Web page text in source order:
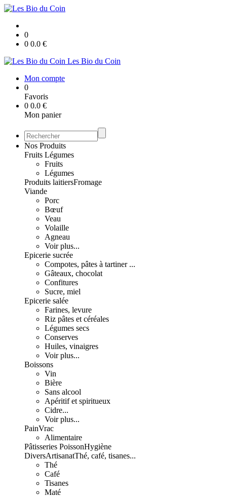
0
0 0.0 €
Les Bio du Coin
Mon compte
0
Favoris
0 0.0 €
Mon panier
Nos Produits
Fruits Légumes
Fruits
Légumes
Produits laitiersFromage
Viande
Porc
Bœuf
Veau
Volaille
Agneau
Voir plus...
Epicerie sucrée
Compotes, pâtes à tartiner ...
Gâteaux, chocolat
Confitures
Sucre, miel
Epicerie salée
Farines, levure
Riz pâtes et céréales
Légumes secs
Conserves
Huiles, vinaigres
Voir plus...
Boissons
Vin
Bière
Sans alcool
Apéritif et spiritueux
Cidre...
Voir plus...
PainVrac
Alimentaire
Pâtisseries PoissonHygiène
DiversArtisanatThé, café, tisanes...
Thé
Café
Tisanes
Maté